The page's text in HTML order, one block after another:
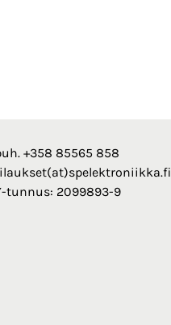
+358 85565 858
tunnus: 2099893-9